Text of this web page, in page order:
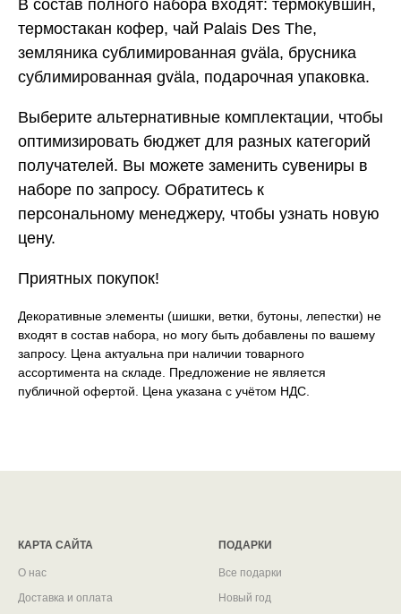
В состав полного набора входят: термокувшин,
термостакан кофер, чай Palais Des The,
земляника сублимированная gväla, брусника
сублимированная gväla, подарочная упаковка.
Выберите альтернативные комплектации, чтобы
оптимизировать бюджет для разных категорий
получателей. Вы можете заменить сувениры в
наборе по запросу. Обратитесь к
персональному менеджеру, чтобы узнать новую
цену.
Приятных покупок!
Декоративные элементы (шишки, ветки, бутоны, лепестки) не
входят в состав набора, но могу быть добавлены по вашему
запросу. Цена актуальна при наличии товарного
ассортимента на складе. Предложение не является
публичной офертой. Цена указана с учётом НДС.
КАРТА САЙТА
О нас
Доставка и оплата
ПОДАРКИ
Все подарки
Новый год